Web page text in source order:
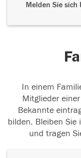
Melden Sie
In einem
Mitglieder
Bekannte
bilden. Bleiben
und tragen